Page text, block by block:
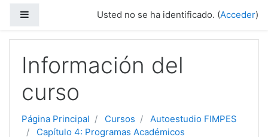
Usted no se ha identificado. (Acceder)
Información del
curso
Página Principal Cursos
Autoestudio FIMPES
Capítulo 4: Programas Académicos